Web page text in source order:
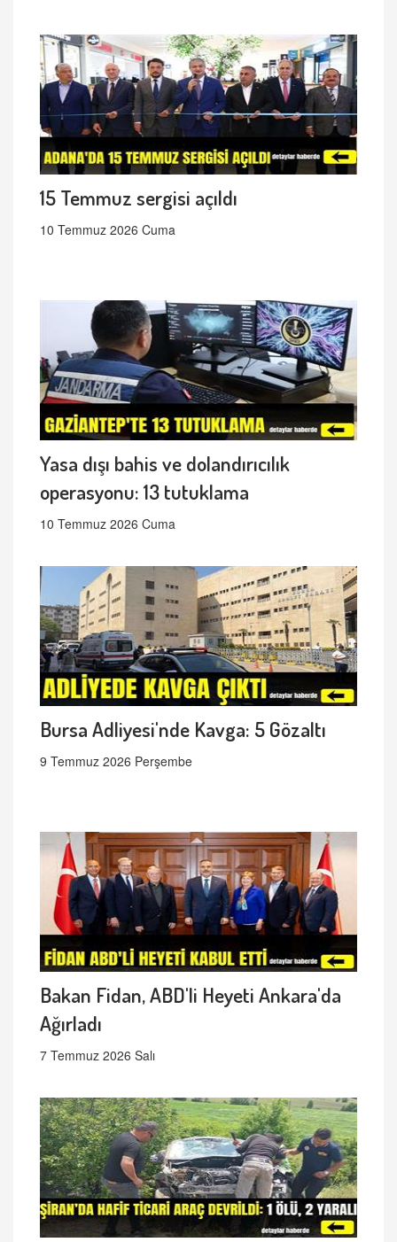
15 Temmuz sergisi açıldı
10 Temmuz 2026 Cuma
Yasa dışı bahis ve dolandırıcılık
operasyonu: 13 tutuklama
10 Temmuz 2026 Cuma
Bursa Adliyesi'nde Kavga: 5 Gözaltı
9 Temmuz 2026 Perşembe
Bakan Fidan, ABD'li Heyeti Ankara'da
Ağırladı
7 Temmuz 2026 Salı